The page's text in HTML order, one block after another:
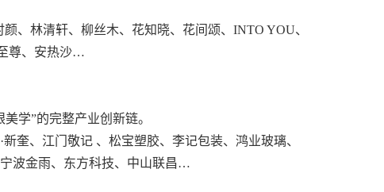
、林清轩、柳丝木、花知晓、花间颂、INTO YOU、
尊、安热沙…
学”的完整产业创新链。
奎、江门敬记 、松宝塑胶、李记包装、鸿业玻璃、
波金雨、东方科技、中山联昌…